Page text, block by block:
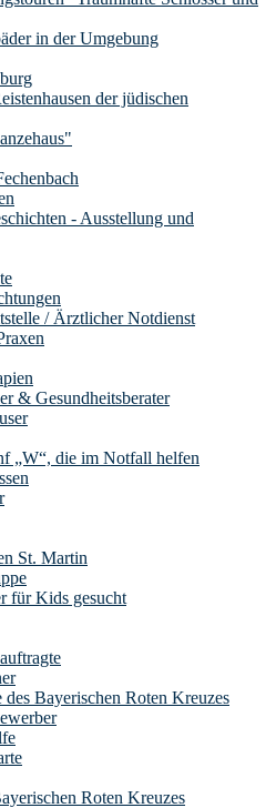
in der Umgebung
der jüdischen
- Ausstellung und
/ Ärztlicher Notdienst
& Gesundheitsberater
„W“, die im Notfall helfen
St. Martin
für Kids gesucht
Bayerischen Roten Kreuzes
Roten Kreuzes